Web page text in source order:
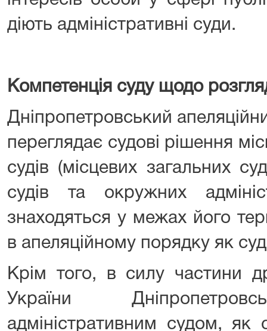
діють адміністративні суди.
Компетенція суду щодо
Дніпропетровський
переглядає судові рішення
судів (місцевих загальних
судів та окружних
знаходяться у межах його
в апеляційному порядку як суд
Крім того, в силу частини
України
адміністративним судом, як